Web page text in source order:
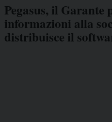
Pegasus, il Garante
informazioni alla
distribuisce il